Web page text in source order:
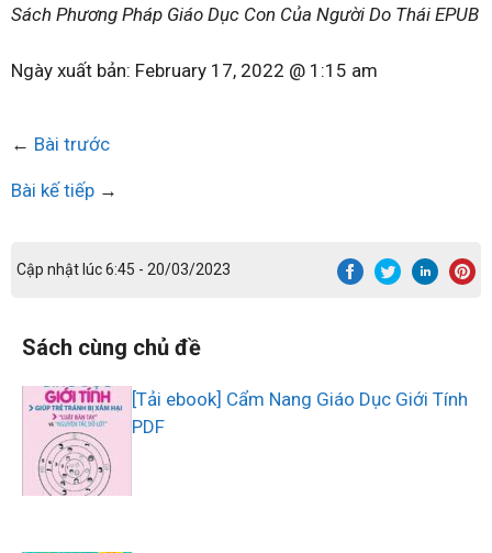
Sách Phương Pháp Giáo Dục Con Của Người Do Thái EPUB
Ngày xuất bản: February 17, 2022 @ 1:15 am
← Bài trước
Bài kế tiếp →
Cập nhật lúc 6:45 - 20/03/2023
Sách cùng chủ đề
[Tải ebook] Cẩm Nang Giáo Dục Giới Tính
PDF